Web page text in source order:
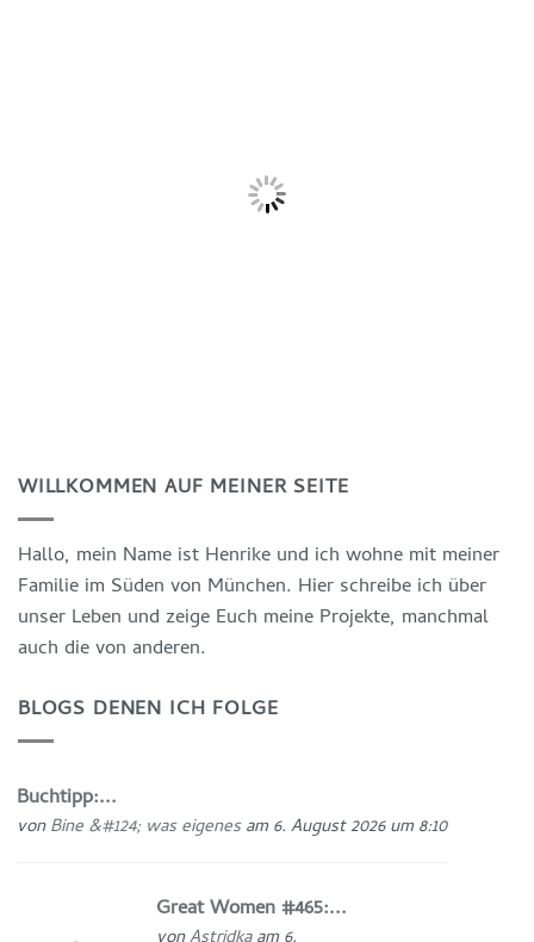
WILLKOMMEN AUF MEINER SEITE
Hallo, mein Name ist Henrike und ich wohne mit meiner
Familie im Süden von München. Hier schreibe ich über
unser Leben und zeige Euch meine Projekte, manchmal
auch die von anderen.
BLOGS DENEN ICH FOLGE
Buchtipp:...
vonBine &#124; was eigenesam 6. August 2026 um 8:10
Great Women #465:...